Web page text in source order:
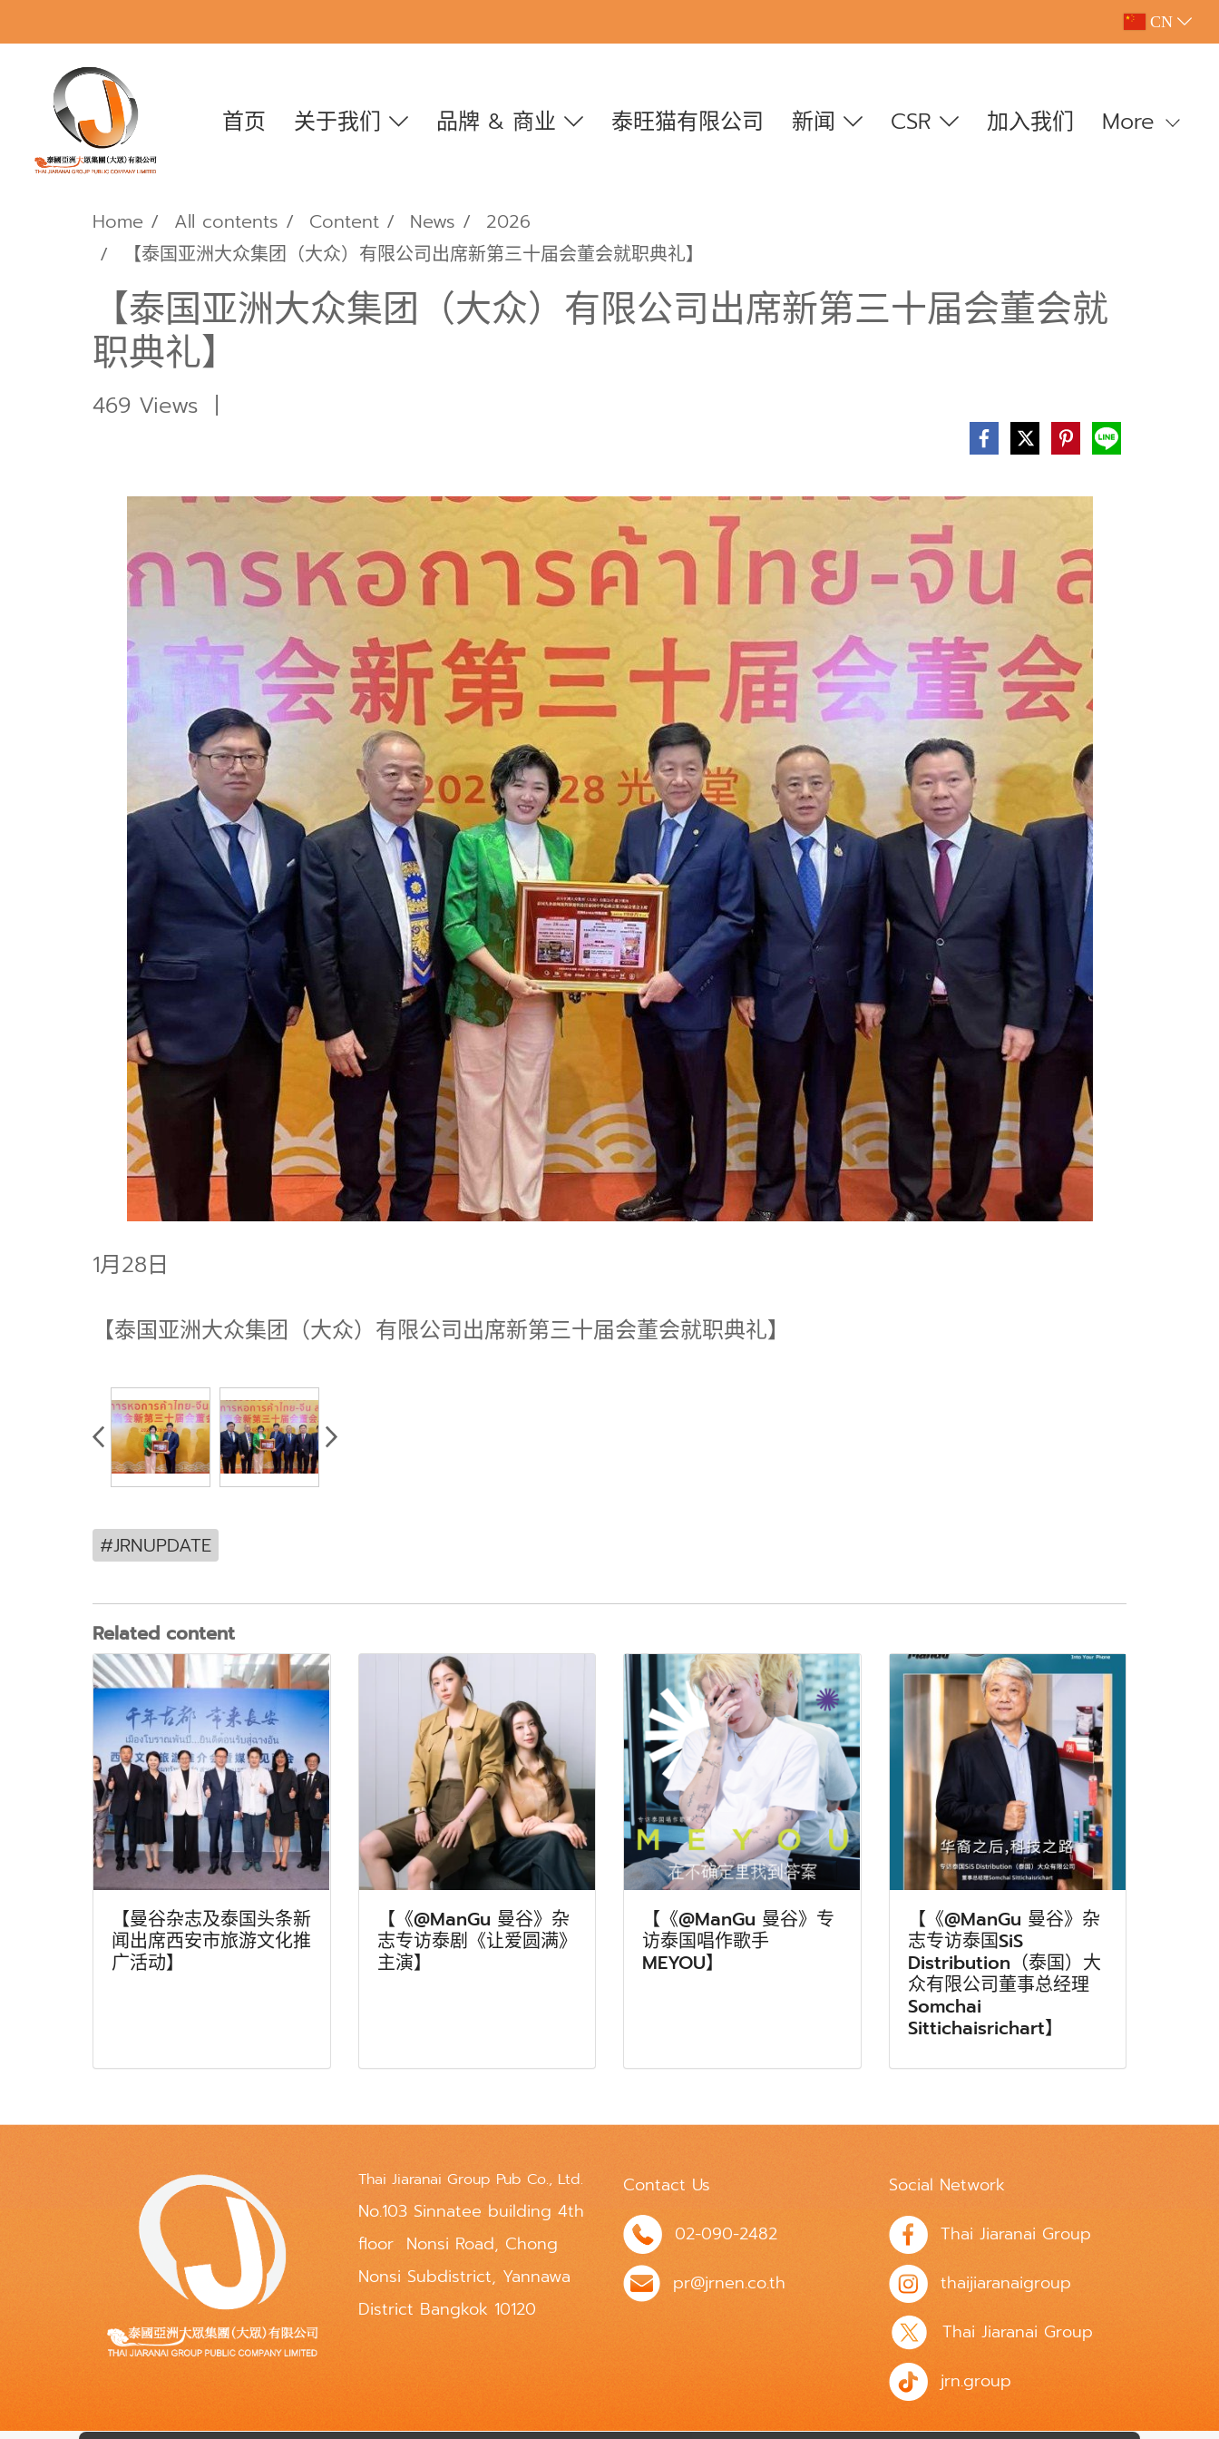
CN
首页 关于我们 品牌 & 商业 泰旺猫有限公司 新闻 CSR 加入我们 More
Home All contents Content News
2026
【泰国亚洲大众集团（大众）有限公司出席新第三十届会董会就职典礼】
【泰国亚洲大众集团（大众）有限公司出席新第三十届会董会就
职典礼】
469 Views |
1月28日
【泰国亚洲大众集团（大众）有限公司出席新第三十届会董会就职典礼】
#JRNUPDATE
Related content
【曼谷杂志及泰国头条新
闻出席西安市旅游文化推
广活动】
【《@ManGu 曼谷》杂
志专访泰剧《让爱圆满》
主演】
【《@ManGu 曼谷》专
访泰国唱作歌手
MEYOU】
【《@ManGu 曼谷》杂
志专访泰国SiS
Distribution（泰国）大
众有限公司董事总经理
Somchai
Sittichaisrichart】
Thai Jiaranai Group Pub Co., Ltd.
No.103 Sinnatee building 4th
floor Nonsi Road, Chong
Nonsi Subdistrict, Yannawa
District Bangkok 10120
Contact Us
02-090-2482
pr@jrnen.co.th
Social Network
Thai Jiaranai Group
thaijiaranaigroup
Thai Jiaranai Group
jrn.group